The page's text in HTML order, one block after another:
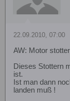
22.09.2010, 07:00
AW: Motor
Dieses Stottern
ist.
Ist man dann
landen muß !